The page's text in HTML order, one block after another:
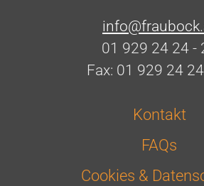
01 929 24 24 -
Fax: 01 929 24
Kontakt
FAQs
Cookies &